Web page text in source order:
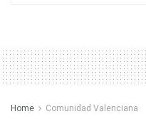
Home Comunidad Valenciana